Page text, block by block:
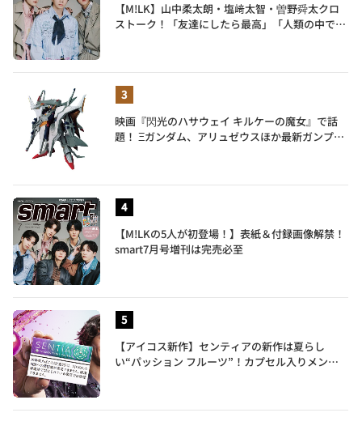
【M!LK】山中柔太朗・塩﨑太智・曽野舜太クロ
ストーク！「友達にしたら最高」「人類の中で桁
映画『閃光のハサウェイ キルケーの魔女』で話
題！ Ξガンダム、アリュゼウスほか最新ガンプラ
【M!LKの5人が初登場！】表紙＆付録画像解禁！
smart7月号増刊は完売必至
【アイコス新作】センティアの新作は夏らし
い“パッション フルーツ”！カプセル入りメンソ